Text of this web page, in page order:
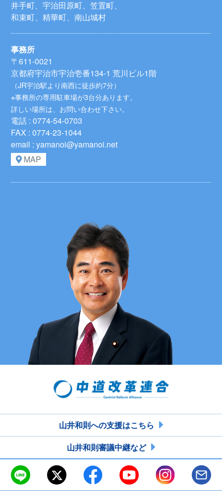
井手町、宇治田原町、笠置町、
和束町、精華町、南山城村
事務所
〒611-0021
京都府宇治市宇治壱番134-1 荒川ビル1階
（JR宇治駅より南西に徒歩約7分）
※事務所の専用駐車場が3台分あります。
詳しい場所は、お問い合わせ下さい。
電話 : 0774-54-0703
FAX : 0774-23-1044
email : yamanoi@yamanoi.net
MAP
山井和則への支援はこちら
山井和則審議中継など